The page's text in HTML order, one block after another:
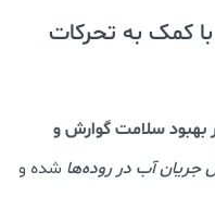
کمک به تحرکات
بهبود سلامت گوارشو
جریان آب در روده‌ها شده و